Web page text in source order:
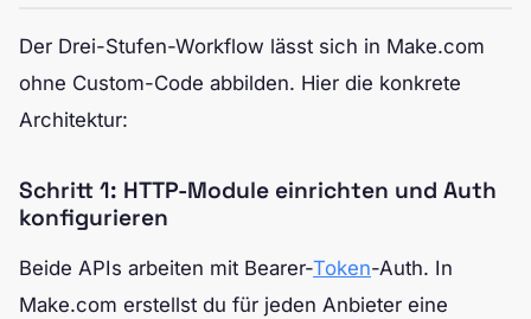
Der Drei-Stufen-Workflow lässt sich in Make.com
ohne Custom-Code abbilden. Hier die konkrete
Architektur:
Schritt 1: HTTP-Module einrichten und Auth
konfigurieren
Beide APIs arbeiten mit Bearer-Token-Auth. In
Make.com erstellst du für jeden Anbieter eine